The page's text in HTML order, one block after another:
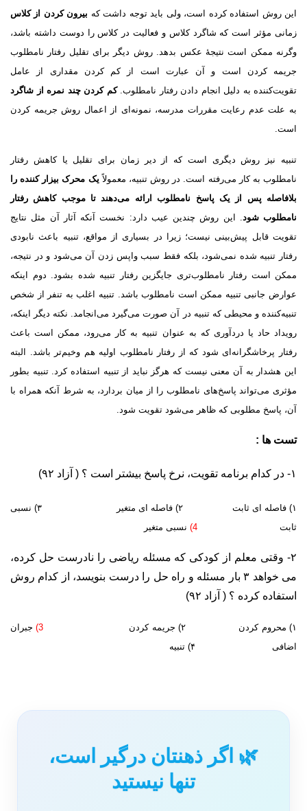
این روش استفاده کرده است، ولى باید توجه داشت که بیرون کردن از کلاس
زمانى مؤثر است که شاگرد کلاس و فعالیت در کلاس را دوست داشته باشد،
وگرنه ممکن است نتیجهٔ عکس بدهد. روش دیگر براى تقلیل رفتار نامطلوب
جریمه کردن است و آن عبارت است از کم کردن مقدارى از عامل
تقویت‌کننده به دلیل انجام دادن رفتار نامطلوب.کم کردن چند نمره از شاگرد
به علت عدم رعایت مقررات مدرسه، نمونه‌اى از اعمال روش جریمه کردن
است.
تنبیه نیز روش دیگرى است که از دیر زمان براى تقلیل یا کاهش رفتار
نامطلوب به کار مى‌رفته است. در روش تنبیه، معمولاً یک محرک بیزار کننده را
بلافاصله پس از یک پاسخ نامطلوب ارائه مى‌دهند تا موجب کاهش رفتار
نامطلوب شود. این روش چندین عیب دارد: نخست آنکه آثار آن مثل نتایج
تقویت قابل پیش‌بینى نیست؛ زیرا در بسیارى از مواقع، تنبیه باعث نابودى
رفتار تنبیه شده نمى‌شود، بلکه فقط سبب واپس زدن آن مى‌شود و در نتیجه،
ممکن است رفتار نامطلوب‌ترى جایگزین رفتار تنبیه شده بشود. دوم اینکه
عوارض جانبى تنبیه ممکن است نامطلوب باشد. تنبیه اغلب به تنفر از شخص
تنبیه‌کننده و محیطى که تنبیه در آن صورت مى‌گیرد مى‌انجامد. نکته دیگر اینکه،
رویداد حاد یا دردآورى که به عنوان تنبیه به کار مى‌رود، ممکن است باعث
رفتار پرخاشگرانه‌اى شود که از رفتار نامطلوب اولیه هم وخیم‌تر باشد. البته
این هشدار به آن معنى نیست که هرگز نباید از تنبیه استفاده کرد. تنبیه بطور
مؤثرى مى‌تواند پاسخ‌هاى نامطلوب را از میان بردارد، به شرط آنکه همراه با
آن، پاسخ مطلوبى که ظاهر مى‌شود تقویت شود.
تست ها :
۱- در کدام برنامه تقویت، نرخ پاسخ بیشتر است ؟ ( آزاد ۹۲)
۱) فاصله ای ثابت ۲) فاصله ای متغیر ۳) نسبی
ثابت
نسبی متغیر
۲- وقتی معلم از کودکی که مسئله ریاضی را نادرست حل کرده،
می خواهد ۳ بار مسئله و راه حل را درست بنویسد، از کدام روش
استفاده کرده ؟ ( آزاد ۹۲)
۱) محروم کردن ۲) جریمه کردن 3) جبران
اضافی ۴) تنبیه
🌿 اگر ذهنتان درگیر است،
تنها نیستید